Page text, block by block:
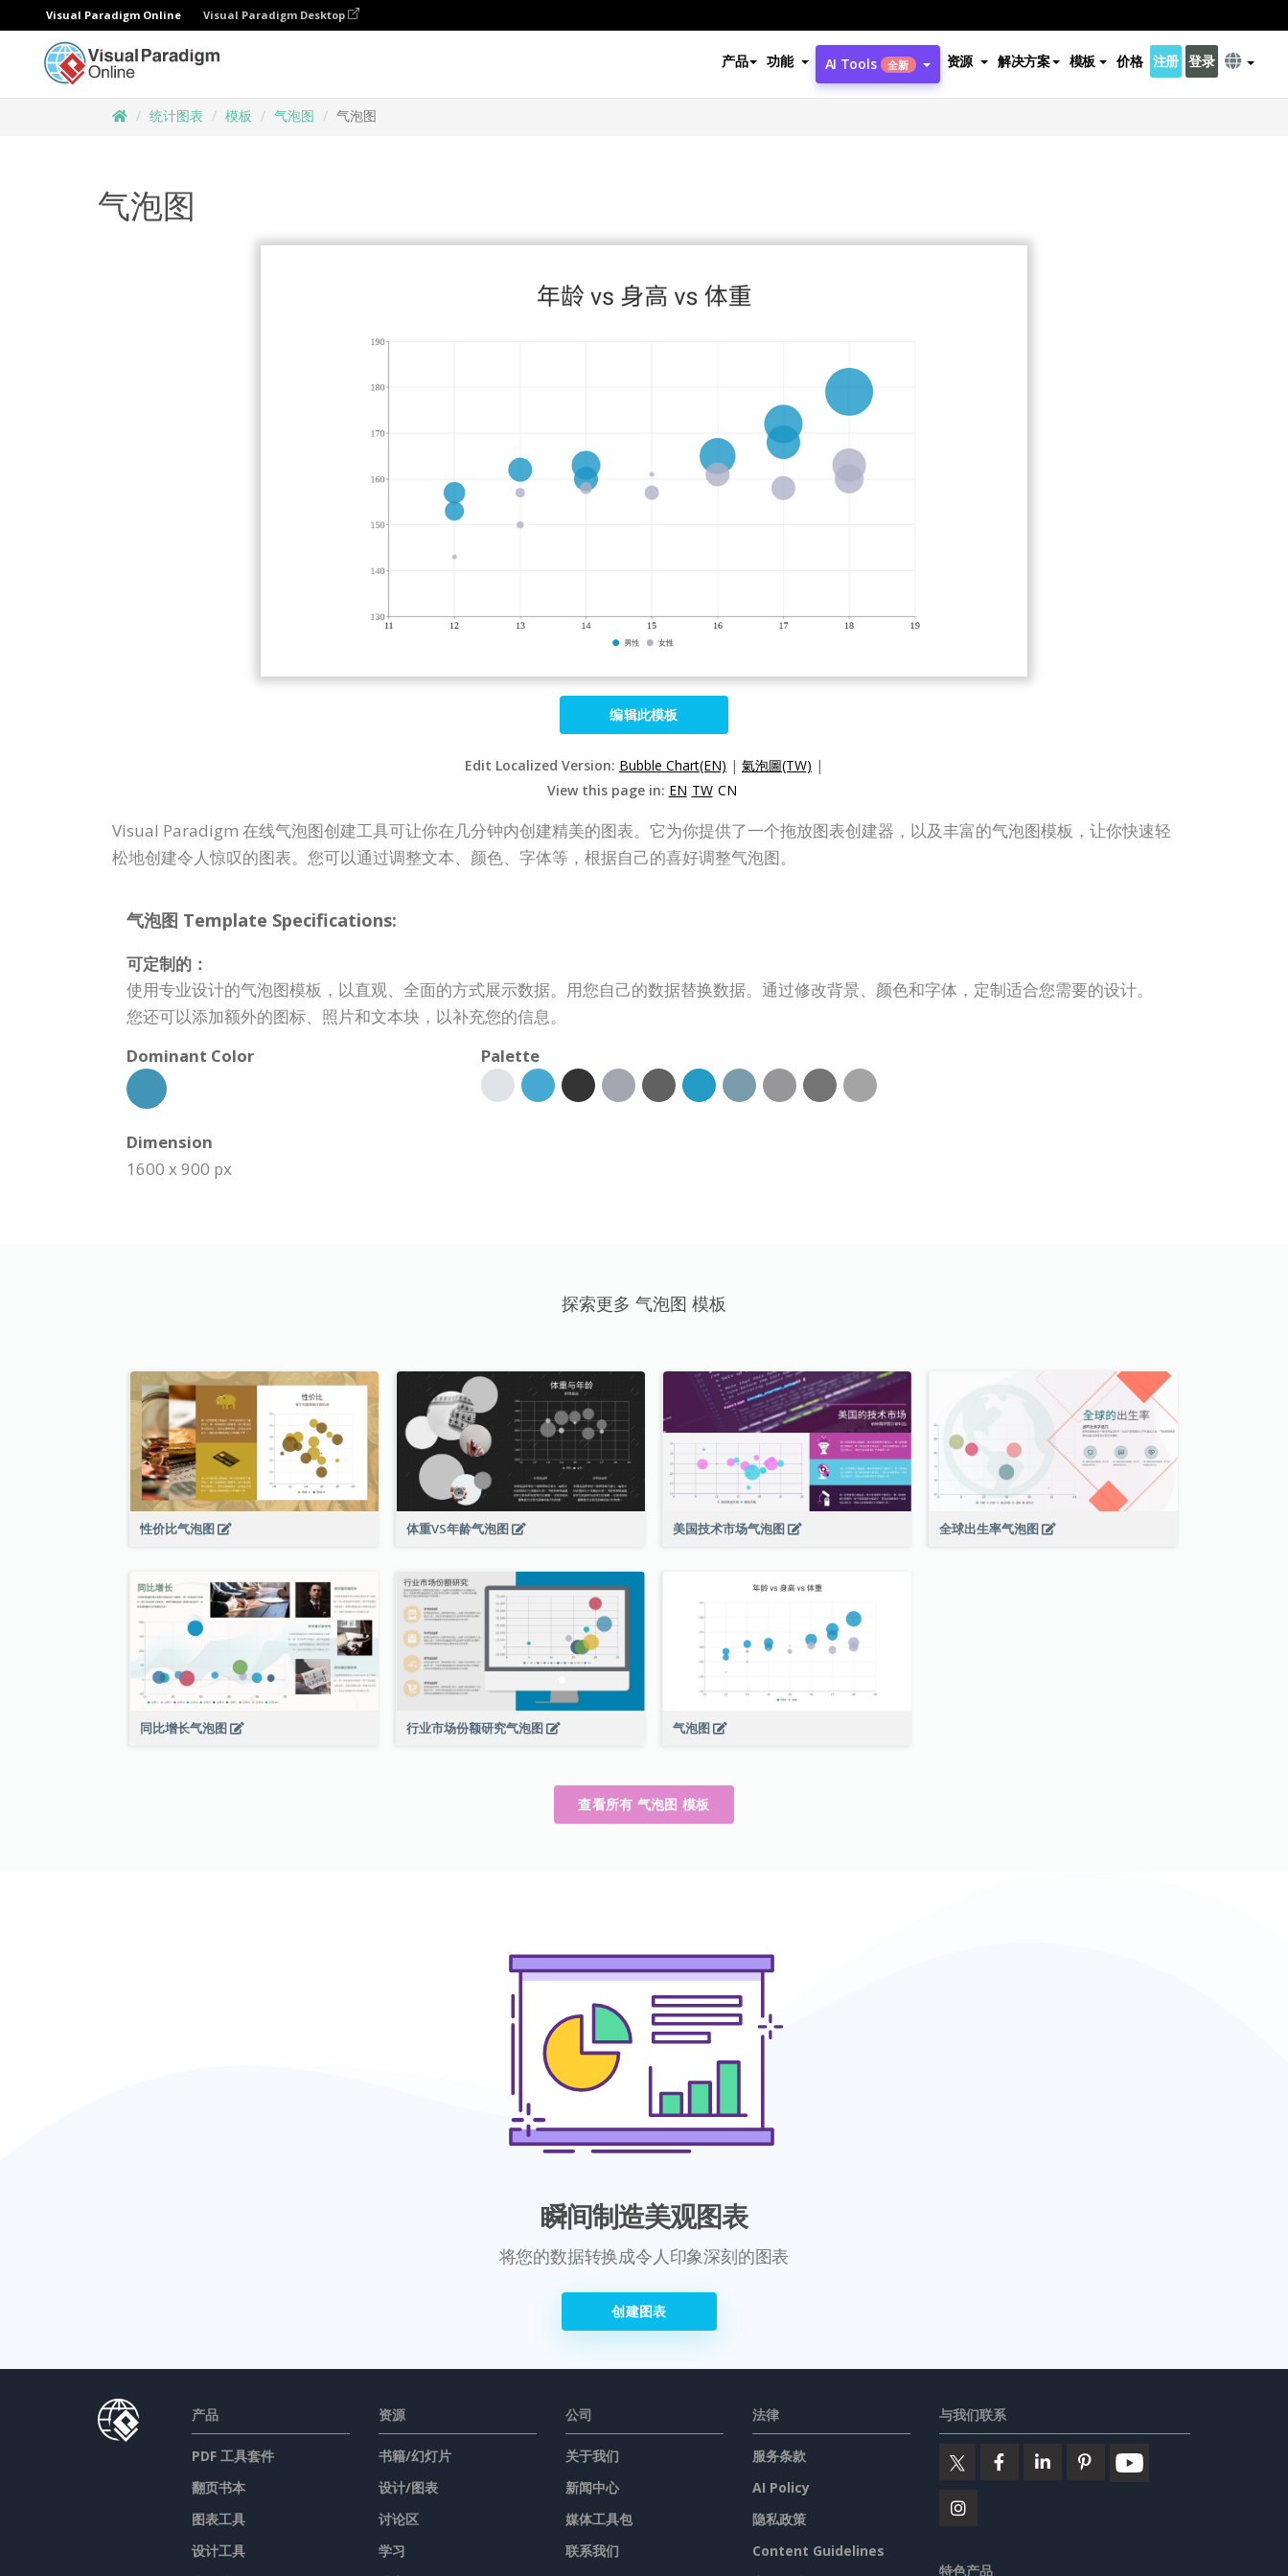
Visual Paradigm Online Visual Paradigm Desktop
产品 功能 AI Tools 全新 资源 解决方案 模板 价格 注册 登录
统计图表 模板 气泡图 气泡图
气泡图
编辑此模板
Edit Localized Version: Bubble Chart(EN) | 氣泡圖(TW) |
View this page in: EN TW CN
Visual Paradigm 在线气泡图创建工具可让你在几分钟内创建精美的图表。它为你提供了一个拖放图表创建器，以及丰富的气泡图模板，让你快速轻
松地创建令人惊叹的图表。您可以通过调整文本、颜色、字体等，根据自己的喜好调整气泡图。
气泡图 Template Specifications:
可定制的：
使用专业设计的气泡图模板，以直观、全面的方式展示数据。用您自己的数据替换数据。通过修改背景、颜色和字体，定制适合您需要的设计。
您还可以添加额外的图标、照片和文本块，以补充您的信息。
Dominant Color
Palette
Dimension
1600 x 900 px
探索更多 气泡图 模板
性价比气泡图 体重VS年龄气泡图 美国技术市场气泡图 全球出生率气泡图
同比增长气泡图 行业市场份额研究气泡图 气泡图
查看所有 气泡图 模板
瞬间制造美观图表
将您的数据转换成令人印象深刻的图表
创建图表
产品
PDF 工具套件
翻页书本
图表工具
设计工具
资源
书籍/幻灯片
设计/图表
讨论区
学习
公司
关于我们
新闻中心
媒体工具包
联系我们
法律
服务条款
AI Policy
隐私政策
Content Guidelines
与我们联系
特色产品